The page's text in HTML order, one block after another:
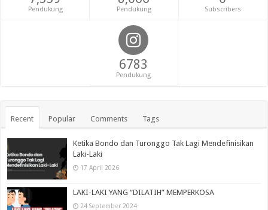
Pendukung Pendukung Subscribers
6783
Pendukung
Recent Popular Comments Tags
Ketika Bondo dan Turonggo Tak Lagi Mendefinisikan
Laki-Laki
17 April 2026
LAKI-LAKI YANG “DILATIH” MEMPERKOSA
24 September 2024